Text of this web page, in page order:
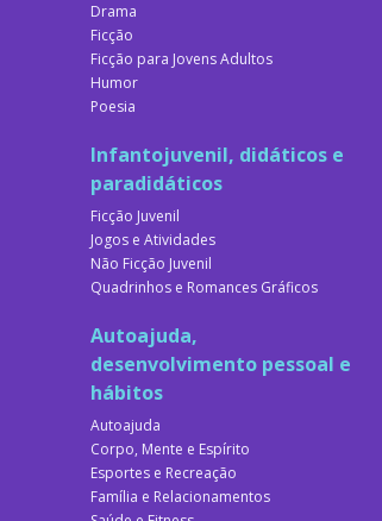
Drama
Ficção
Ficção para Jovens Adultos
Humor
Poesia
Infantojuvenil, didáticos e
paradidáticos
Ficção Juvenil
Jogos e Atividades
Não Ficção Juvenil
Quadrinhos e Romances Gráficos
Autoajuda,
desenvolvimento pessoal e
hábitos
Autoajuda
Corpo, Mente e Espírito
Esportes e Recreação
Família e Relacionamentos